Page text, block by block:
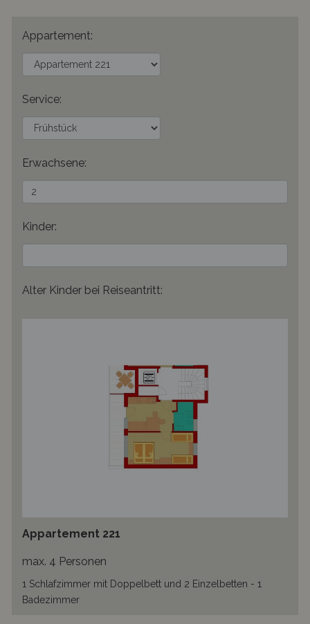
Appartement:
Service:
Erwachsene:
Kinder:
Alter Kinder bei Reiseantritt:
Appartement 221
max. 4 Personen
1 Schlafzimmer mit Doppelbett und 2 Einzelbetten - 1
Badezimmer